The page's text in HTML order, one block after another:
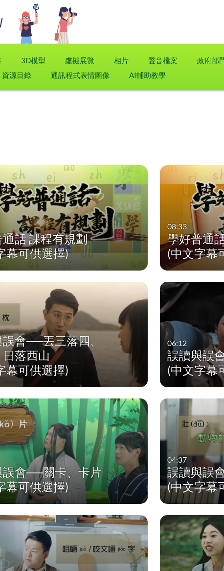
3D模型 虛擬展覽 相片 聲音檔案 政府部
資源目錄 通訊程式表情圖像 AI輔助教學
話 課程有規劃
幕可供選擇)
08:33
學好普通
(中文字幕
會──丟三落四、
落西山
幕可供選擇)
06:12
誤讀與誤
(中文字幕
誤會──關卡、卡片
幕可供選擇)
04:37
誤讀與誤
(中文字幕